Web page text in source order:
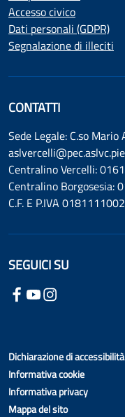
Accesso civico
Dati personali (GDPR)
Segnalazione di illeciti
CONTATTI
Sede Legale: C.so
Centralino Vercelli:
Centralino Borgosesia:
C.F. E P.IVA
SEGUICI SU
Dichiarazione di accessibilità
Informativa cookie
Informativa privacy
Mappa del sito